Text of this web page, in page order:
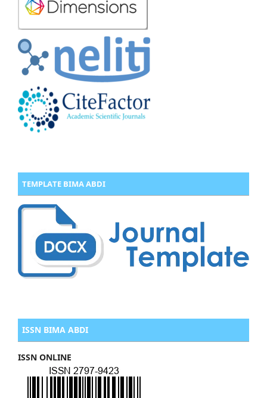
TEMPLATE BIMA ABDI
ISSN BIMA ABDI
ISSN ONLINE